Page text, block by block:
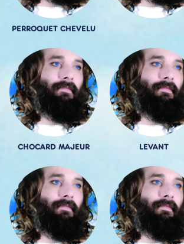
PERROQUET CHEVELU
CHOCARD MAJEUR LEVANT